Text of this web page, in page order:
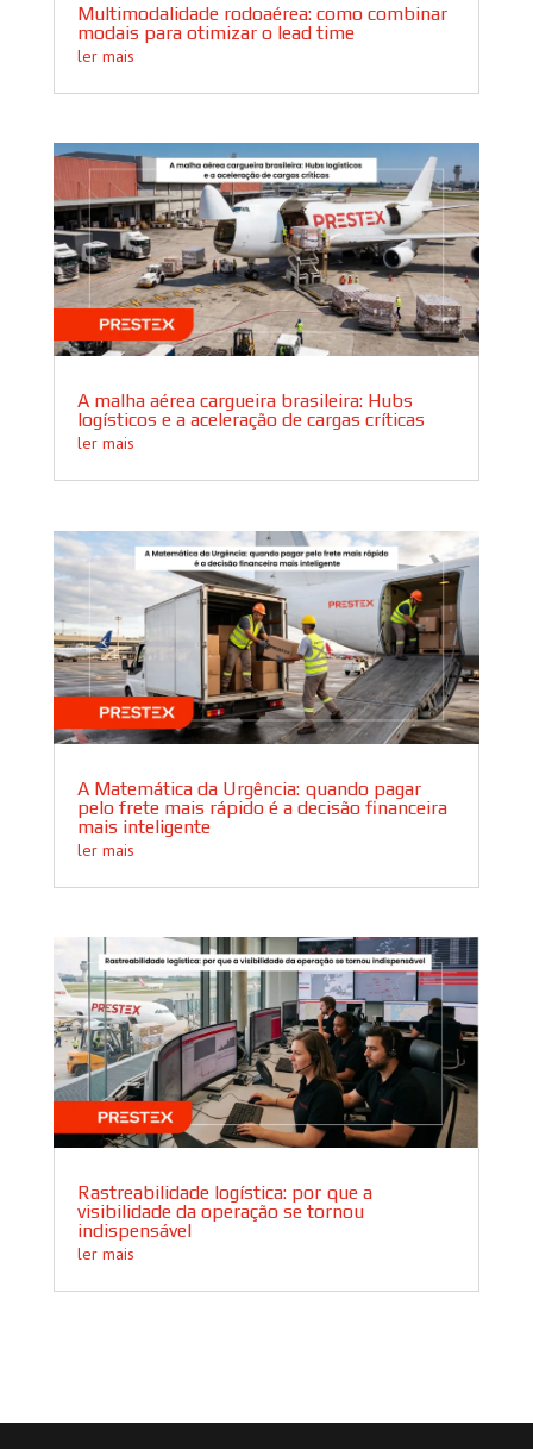
Multimodalidade rodoaérea: como combinar
modais para otimizar o lead time
ler mais
A malha aérea cargueira brasileira: Hubs
logísticos e a aceleração de cargas críticas
ler mais
A Matemática da Urgência: quando pagar
pelo frete mais rápido é a decisão financeira
mais inteligente
ler mais
Rastreabilidade logística: por que a
visibilidade da operação se tornou
indispensável
ler mais